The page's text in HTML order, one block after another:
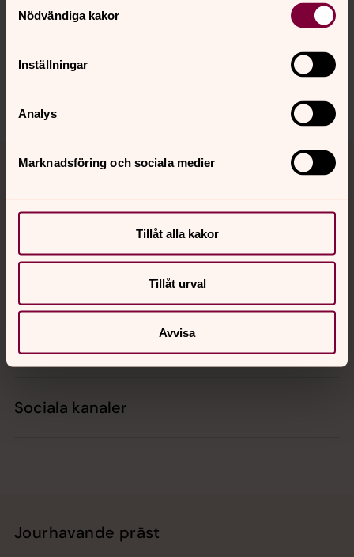
Nödvändiga kakor
Inställningar
Analys
Marknadsföring och sociala medier
Tillåt alla kakor
Tillåt urval
Avvisa
Senast ändrad 24 april 2024
Synpunkter eller frågor på sidans
carljohan.pastorat@svenskakyrkan.se
Hitta snabbt
Sociala kanaler
Jourhavande präst